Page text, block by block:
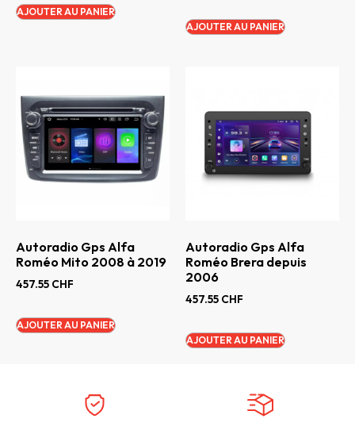
AJOUTER AU PANIER
AJOUTER AU PANIER
Autoradio Gps Alfa
Roméo Mito 2008 à 2019
457.55 CHF
AJOUTER AU PANIER
Autoradio Gps Alfa
Roméo Brera depuis
2006
457.55 CHF
AJOUTER AU PANIER